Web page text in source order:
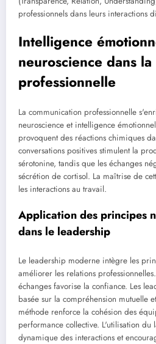
professionnels dans leurs interactions
Intelligence
neuroscience dans
professionnelle
La communication professionnelle
neuroscience et intelligence
provoquent des réactions chimiques
conversations positives stimulent la
sérotonine, tandis que les échanges
sécrétion de cortisol. La maîtrise de
les interactions au travail.
Application des principes
dans le leadership
Le leadership moderne intègre les
améliorer les relations
échanges favorise la confiance. Les
basée sur la compréhension mutuelle
méthode renforce la cohésion des
performance collective. L'utilisation
dynamique des interactions et